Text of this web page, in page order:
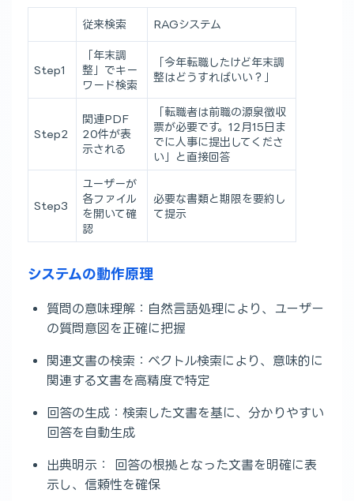
従来検索 RAGシステム
Step1
「年末調
整」でキー
ワード検索
「今年転職したけど年末調
整はどうすればいい？」
Step2
関連PDF
20件が表
示される
「転職者は前職の源泉徴収
票が必要です。12月15日ま
でに人事に提出してくださ
い」と直接回答
Step3
ユーザーが
各ファイル
を開いて確
認
必要な書類と期限を要約し
て提示
システムの動作原理
質問の意味理解：自然言語処理により、ユーザー
の質問意図を正確に把握
関連文書の検索：ベクトル検索により、意味的に
関連する文書を高精度で特定
回答の生成：検索した文書を基に、分かりやすい
回答を自動生成
出典明示： 回答の根拠となった文書を明確に表
示し、信頼性を確保